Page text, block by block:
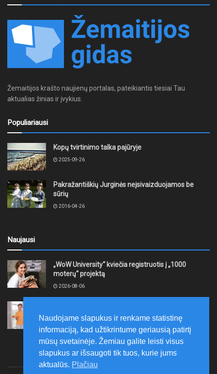
Žemaitijos krašto naujienų portalas, pateikiantis tiesiai Tau
aktualias žinias ir įvykius.
Populiariausi
Kopų tvirtinimo talka pajūryje
2025-09-26
Pakražantiškių Jurginės neįsivaizduojamos be
sūrių
2016-04-26
Naujausi
„WoW University“ kviečia registruotis į „1000
moterų“ projektą
2026-08-06
neformaliojo mokinių sportinio ugdymo programas
2026-08-06
Naudojame slapukus ir renkame statistinę
informaciją, kad užtikrintume geriausią patirtį
mūsų svetainėje. Žemiau galite leisti visus
slapukus ar išsaugoti tik tuos, kurie jums
aktualūs. Plačiau